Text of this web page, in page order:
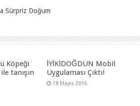
Sürpriz Doğum
Köpeği
tanışın
İYİKİDOĞDUN Mobil
Uygulaması Çıktı!
18 Mayıs 2016